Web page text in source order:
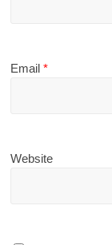
Email*
Website